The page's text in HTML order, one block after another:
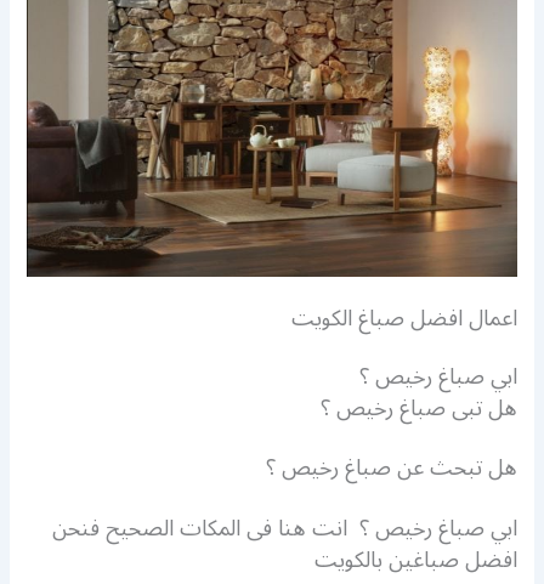
اعمال افضل صباغ الكويت
ابي صباغ رخيص ؟
هل تبى صباغ رخيص ؟
هل تبحث عن صباغ رخيص ؟
ابي صباغ رخيص ؟ انت هنا فى المكات الصحيح فنحن
افضل صباغين بالكويت